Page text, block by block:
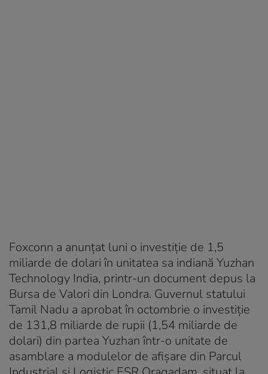
Foxconn a anunțat luni o investiție de 1,5
miliarde de dolari în unitatea sa indiană Yuzhan
Technology India, printr-un document depus la
Bursa de Valori din Londra. Guvernul statului
Tamil Nadu a aprobat în octombrie o investiție
de 131,8 miliarde de rupii (1,54 miliarde de
dolari) din partea Yuzhan într-o unitate de
asamblare a modulelor de afișare din Parcul